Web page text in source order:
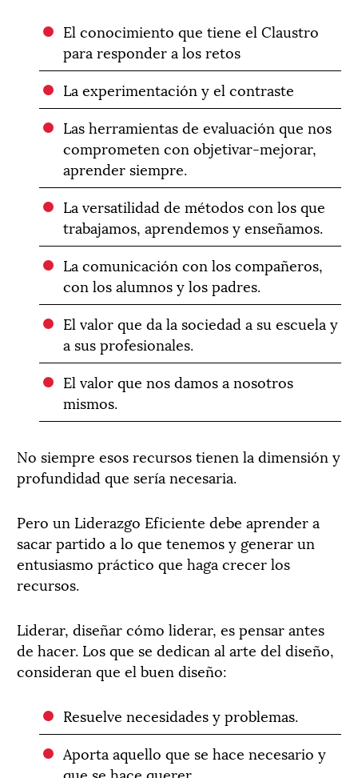
El conocimiento que tiene el Claustro
para responder a los retos
La experimentación y el contraste
Las herramientas de evaluación que nos
comprometen con objetivar-mejorar,
aprender siempre.
La versatilidad de métodos con los que
trabajamos, aprendemos y enseñamos.
La comunicación con los compañeros,
con los alumnos y los padres.
El valor que da la sociedad a su escuela y
a sus profesionales.
El valor que nos damos a nosotros
mismos.
No siempre esos recursos tienen la dimensión y
profundidad que sería necesaria.
Pero un Liderazgo Eficiente debe aprender a
sacar partido a lo que tenemos y generar un
entusiasmo práctico que haga crecer los
recursos.
Liderar, diseñar cómo liderar, es pensar antes
de hacer. Los que se dedican al arte del diseño,
consideran que el buen diseño:
Resuelve necesidades y problemas.
Aporta aquello que se hace necesario y
que se hace querer.